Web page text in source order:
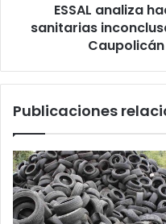
Campesina
Alto
La
ESSAL analiza
sanitarias
Publicaciones